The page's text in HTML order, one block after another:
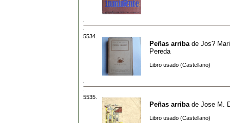
5534.
Peñas arriba de Jos?
Pereda
Libro usado (Castellano)
5535.
Peñas arriba de Jose M.
Libro usado (Castellano)